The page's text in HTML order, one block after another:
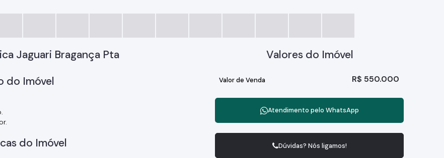
Jaguari Bragança Pta
do Imóvel
do Imóvel
Valores do Imóvel
R$ 550.000
Valor de Venda
Atendimento pelo WhatsApp
Dúvidas? Nós ligamos!